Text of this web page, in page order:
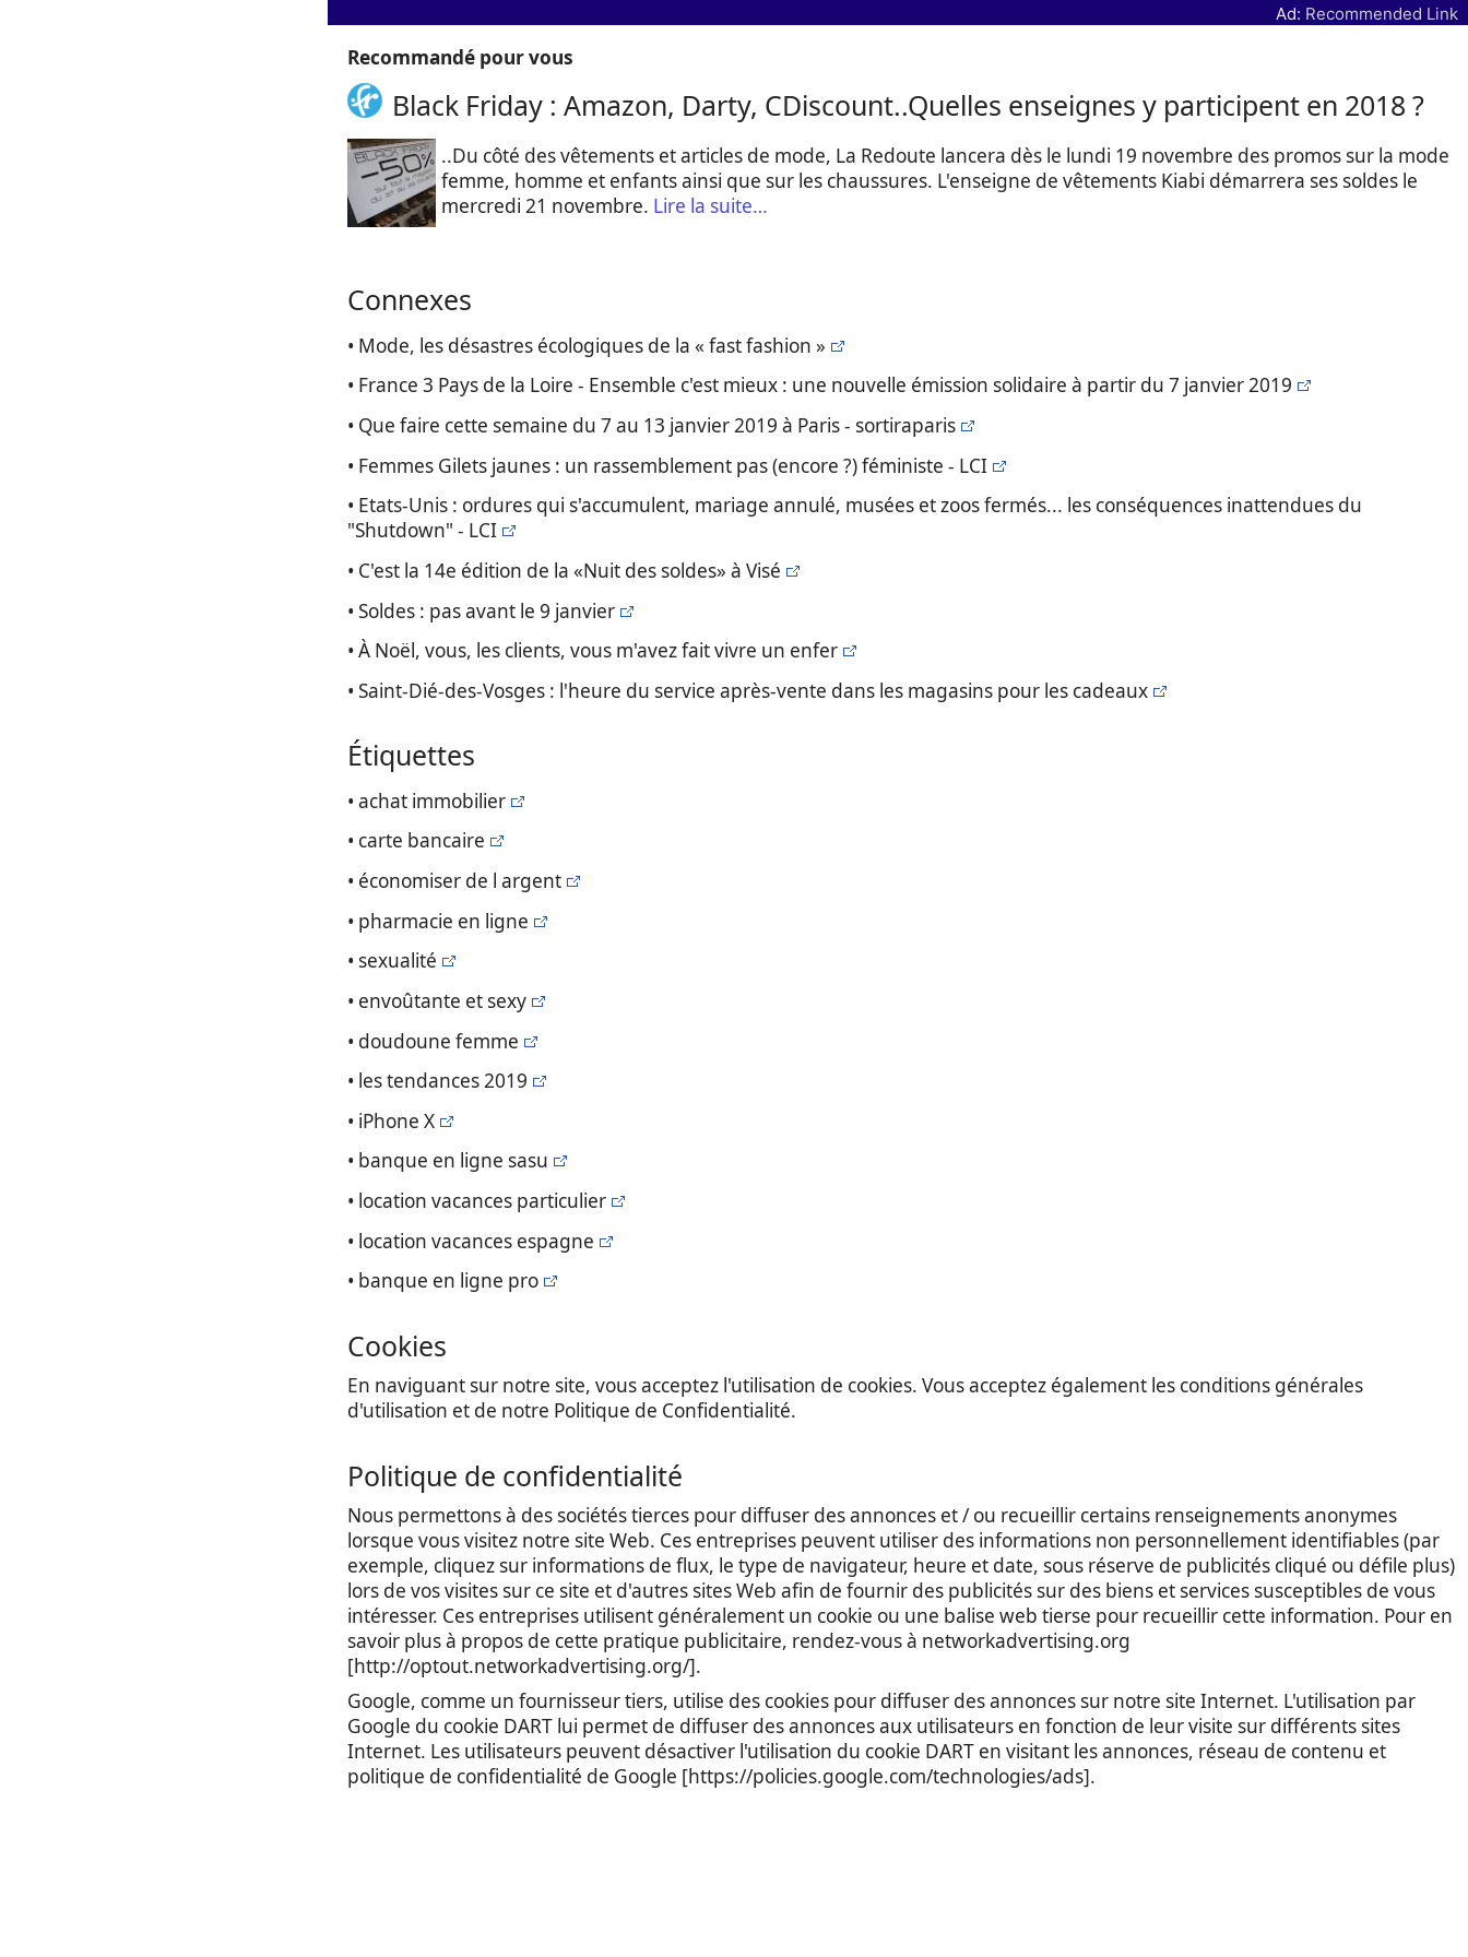
Ad: Recommended Link
Recommandé pour vous
Black Friday : Amazon, Darty, CDiscount..Quelles enseignes y participent en 2018 ?
..Du côté des vêtements et articles de mode, La Redoute lancera dès le lundi 19 novembre des promos sur la mode
femme, homme et enfants ainsi que sur les chaussures. L'enseigne de vêtements Kiabi démarrera ses soldes le
mercredi 21 novembre. Lire la suite…
Connexes
• Mode, les désastres écologiques de la « fast fashion »
• France 3 Pays de la Loire - Ensemble c'est mieux : une nouvelle émission solidaire à partir du 7 janvier 2019
• Que faire cette semaine du 7 au 13 janvier 2019 à Paris - sortiraparis
• Femmes Gilets jaunes : un rassemblement pas (encore ?) féministe - LCI
• Etats-Unis : ordures qui s'accumulent, mariage annulé, musées et zoos fermés... les conséquences inattendues du
"Shutdown" - LCI
• C'est la 14e édition de la «Nuit des soldes» à Visé
• Soldes : pas avant le 9 janvier
• À Noël, vous, les clients, vous m'avez fait vivre un enfer
• Saint-Dié-des-Vosges : l'heure du service après-vente dans les magasins pour les cadeaux
Étiquettes
• achat immobilier
• carte bancaire
• économiser de l argent
• pharmacie en ligne
• sexualité
• envoûtante et sexy
• doudoune femme
• les tendances 2019
• iPhone X
• banque en ligne sasu
• location vacances particulier
• location vacances espagne
• banque en ligne pro
Cookies
En naviguant sur notre site, vous acceptez l'utilisation de cookies. Vous acceptez également les conditions générales
d'utilisation et de notre Politique de Confidentialité.
Politique de confidentialité
Nous permettons à des sociétés tierces pour diffuser des annonces et / ou recueillir certains renseignements anonymes
lorsque vous visitez notre site Web. Ces entreprises peuvent utiliser des informations non personnellement identifiables (par
exemple, cliquez sur informations de flux, le type de navigateur, heure et date, sous réserve de publicités cliqué ou défile plus)
lors de vos visites sur ce site et d'autres sites Web afin de fournir des publicités sur des biens et services susceptibles de vous
intéresser. Ces entreprises utilisent généralement un cookie ou une balise web tierse pour recueillir cette information. Pour en
savoir plus à propos de cette pratique publicitaire, rendez-vous à networkadvertising.org
[http://optout.networkadvertising.org/].
Google, comme un fournisseur tiers, utilise des cookies pour diffuser des annonces sur notre site Internet. L'utilisation par
Google du cookie DART lui permet de diffuser des annonces aux utilisateurs en fonction de leur visite sur différents sites
Internet. Les utilisateurs peuvent désactiver l'utilisation du cookie DART en visitant les annonces, réseau de contenu et
politique de confidentialité de Google [https://policies.google.com/technologies/ads].